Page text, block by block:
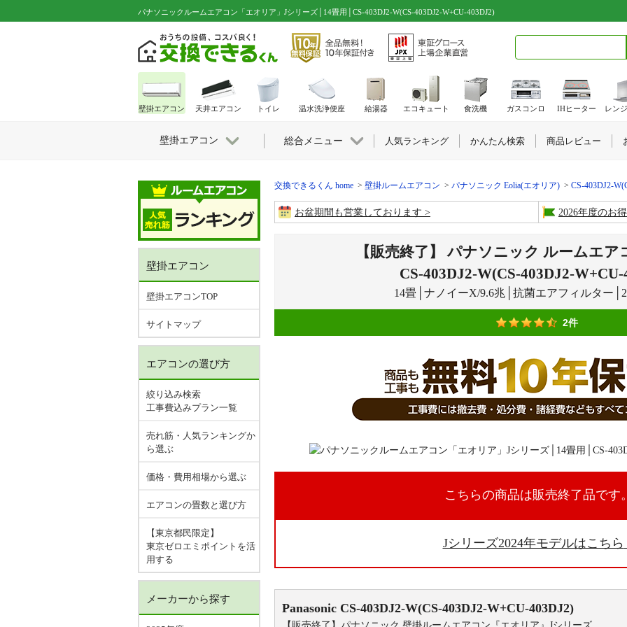
パナソニックルームエアコン「エオリア」Jシリーズ│14畳用│CS-403DJ2-W(CS-403DJ2-W+CU-403DJ2)
交換できるくん home 壁掛ルームエアコン パナソニック Eolia(エオリア) CS-403DJ2-
お盆期間も営業しております 2026年度のお
【販売終了】 パナソニック ルームエ
CS-403DJ2-W(CS-403DJ2-
14畳│ナノイーX/9.6兆│抗菌エアフィルター
2件
こちらの商品は販売終了品です
Jシリーズ2024年モデルはこちら
Panasonic CS-403DJ2-W(CS-403DJ2-W+CU-403DJ2)
壁掛エアコン
壁掛エアコンTOP
サイトマップ
エアコンの選び方
絞り込み検索
工事費込みプラン一覧
売れ筋・人気ランキングか
ら選ぶ
価格・費用相場から選ぶ
エアコンの畳数と選び方
【東京都民限定】
東京ゼロエミポイントを活
用する
メーカーから探す
壁掛エアコン 天井エアコン トイレ 温水洗浄便座 給湯器 エコキュート 食洗機 ガスコンロ IHヒーター レン
壁掛エアコン 総合メニュー 人気ランキング かんたん検索 商品レビュー